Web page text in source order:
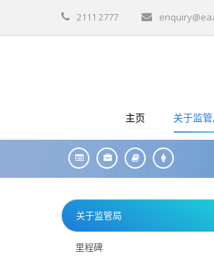
2111 2777
主页 关于监
关于监管局
里程碑